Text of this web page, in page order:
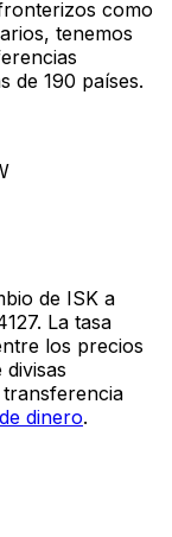
como
tenemos
de 190 países.
de ISK a
La tasa
los precios
dinero.